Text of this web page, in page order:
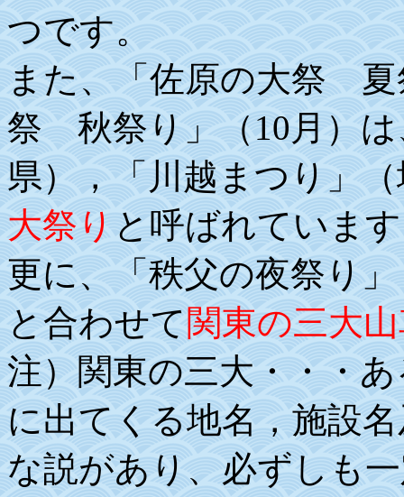
つです。
また、「佐原の大祭 夏
祭 秋祭り」（10月）は
県），「川越まつり」
大祭りと呼ばれていま
更に、「秩父の夜祭り
と合わせて関東の三大
注）関東の三大・・・
に出てくる地名，施設
な説があり、必ずしも